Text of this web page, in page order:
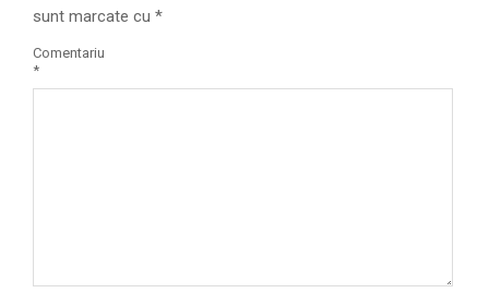
sunt marcate cu *
Comentariu
*